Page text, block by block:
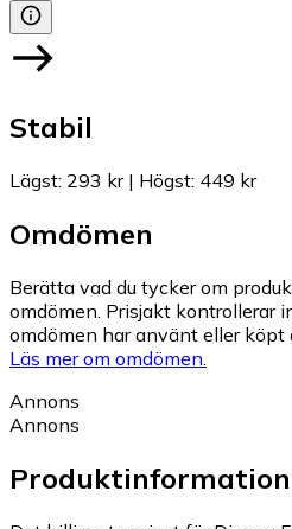
Stabil
Lägst: 293 kr| Högst: 449 kr
Omdömen
Berätta vad du tycker om
omdömen. Prisjakt kontrollerar
omdömen har använt eller köpt
Läs mer om omdömen.
Annons
Annons
Produktinformation